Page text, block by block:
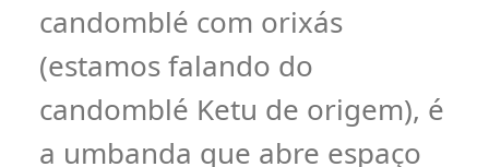
candomblé com orixás
(estamos falando do
candomblé Ketu de origem), é
a umbanda que abre espaço